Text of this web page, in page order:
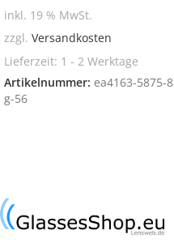
inkl. 19 % MwSt.
zzgl. Versandkosten
Lieferzeit: 1 - 2 Werktage
Artikelnummer: ea4163-5875-8
g-56